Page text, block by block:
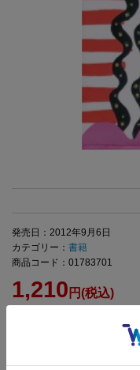
発売日：2012年9月6日
カテゴリー： 書籍
商品コード：01783701
1,210 円(税込)
ISBN：978-4-7966-7837-7